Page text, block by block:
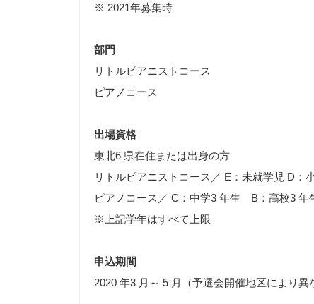
※ 2021年募集時
部門
リトルピアニストコース
ピアノコース
出場資格
東北6 県在住または出身の方
リトルピアニストコース／ E：未就学児 D
ピアノコース／ C：中学3 年生 B：高校3
※上記学年はすべて上限
申込期間
2020 年3 月～ 5 月（予選会開催地区により異